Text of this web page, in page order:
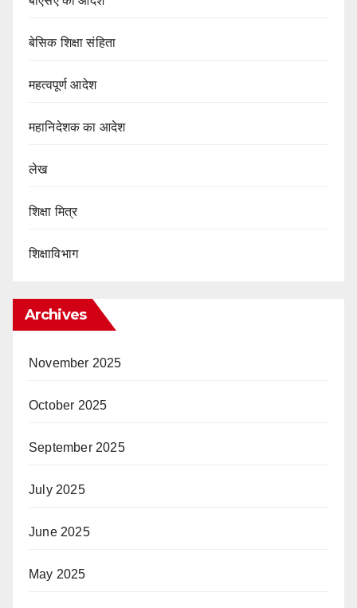
बेसिक शिक्षा संहिता
महत्वपूर्ण आदेश
महानिदेशक का आदेश
लेख
शिक्षा मित्र
शिक्षाविभाग
Archives
November 2025
October 2025
September 2025
July 2025
June 2025
May 2025